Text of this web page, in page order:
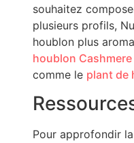
souhaitez
plusieurs profils,
houblon plus
houblon Cashmere
comme le plant de
Pour approfondir